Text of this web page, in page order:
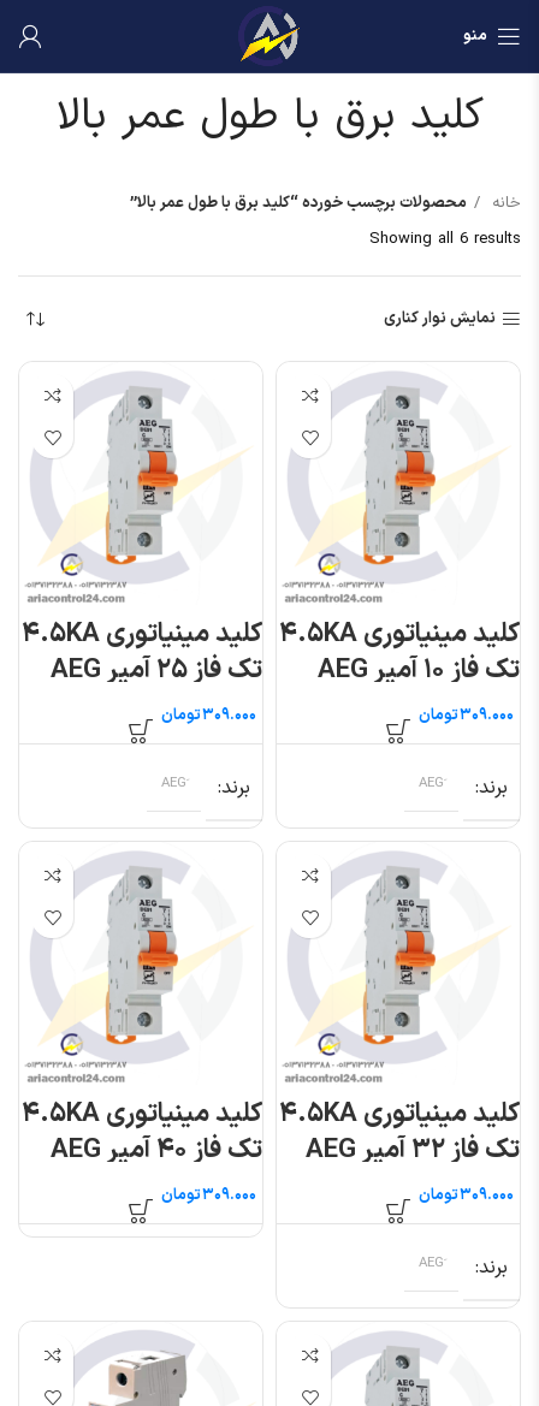
منو
کلید برق با طول عمر بالا
خانه
محصولات برچسب خورده “کلید برق با طول عمر بالا”
Showing all 6 results
نمایش نوار کناری
کلید مینیاتوری ۴.۵KA
تک فاز ۱۰ آمپر AEG
تومان
برند
کلید مینیاتوری ۴.۵KA
تک فاز ۲۵ آمپر AEG
تومان
برند
کلید مینیاتوری ۴.۵KA
تک فاز ۳۲ آمپر AEG
تومان
برند
کلید مینیاتوری ۴.۵KA
تک فاز ۴۰ آمپر AEG
تومان